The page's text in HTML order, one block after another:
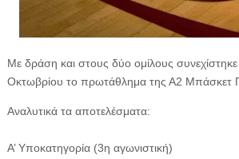
Με δράση και στους δύο ομίλους
Οκτωβρίου το πρωτάθλημα της Α2 Μπάσκετ
Αναλυτικά τα αποτελέσματα:
Α’ Υποκατηγορία (3η αγωνιστική)